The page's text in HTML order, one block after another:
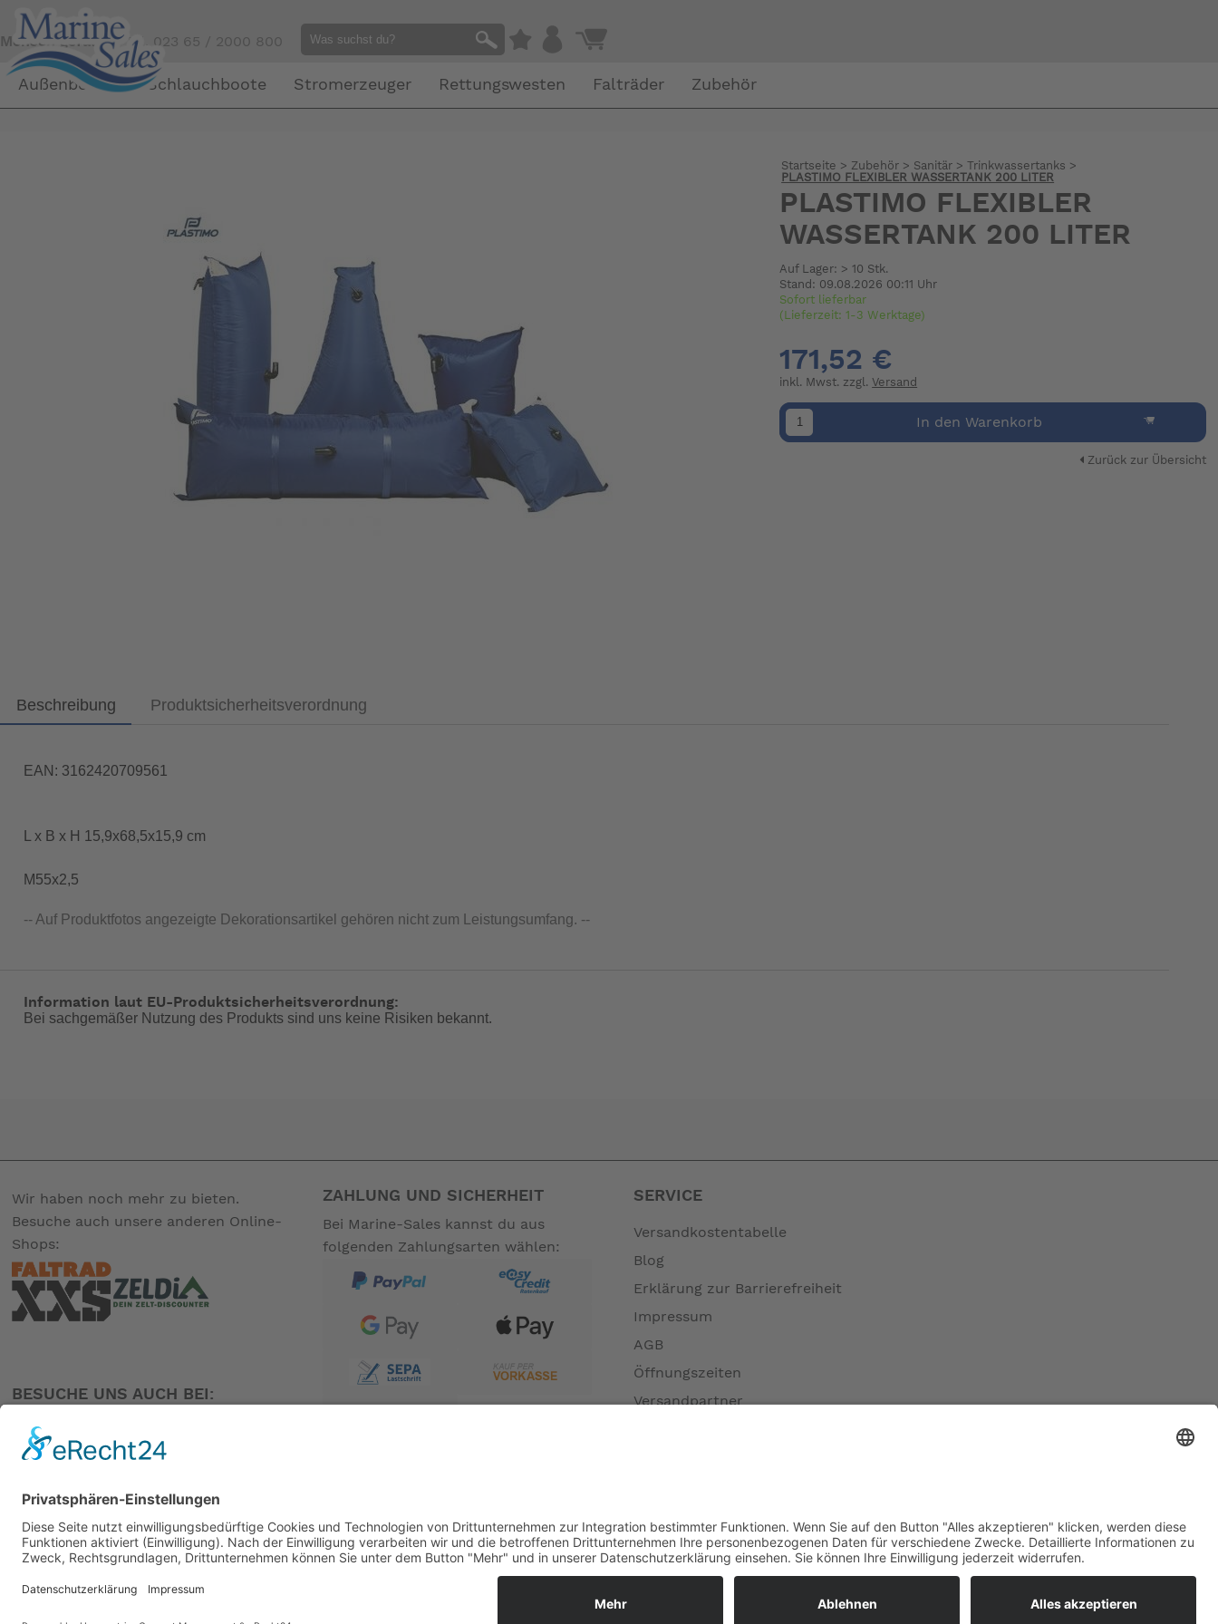
Mensch gefällig?Tel. 023 65 / 2000 800
Außenborder Schlauchboote Stromerzeuger Rettungswesten Falträder Zubehör
Startseite > Zubehör > Sanitär >Trinkwassertanks >
PLASTIMO FLEXIBLER WASSERTANK 200 LITER
PLASTIMO FLEXIBLER
WASSERTANK 200 LITER
Auf Lager: > 10 Stk.
Stand: 09.08.2026 00:11 Uhr
Sofort lieferbar
(Lieferzeit: 1-3 Werktage)
171,52 €
inkl. Mwst. zzgl.Versand
In den Warenkorb
Zurück zur Übersicht
Beschreibung Produktsicherheitsverordnung
EAN: 3162420709561
L x B x H 15,9x68,5x15,9 cm
M55x2,5
-- Auf Produktfotos angezeigte Dekorationsartikel gehören nicht zum Leistungsumfang. --
Information laut EU-Produktsicherheitsverordnung:
Bei sachgemäßer Nutzung des Produkts sind uns keine Risiken bekannt.
Wir haben noch mehr zu bieten.
Besuche auch unsere anderen Online-
Shops:
BESUCHE UNS AUCH BEI:
ZAHLUNG UND SICHERHEIT
Bei Marine-Sales kannst du aus
folgenden Zahlungsarten wählen:
SERVICE
Versandkostentabelle
Blog
Erklärung zur Barrierefreiheit
Impressum
AGB
Öffnungszeiten
Versandpartner
Widerrufsrecht MS
Widerrufsrecht bei Reparatur
Widerrufsrecht bei Dienstleistungen